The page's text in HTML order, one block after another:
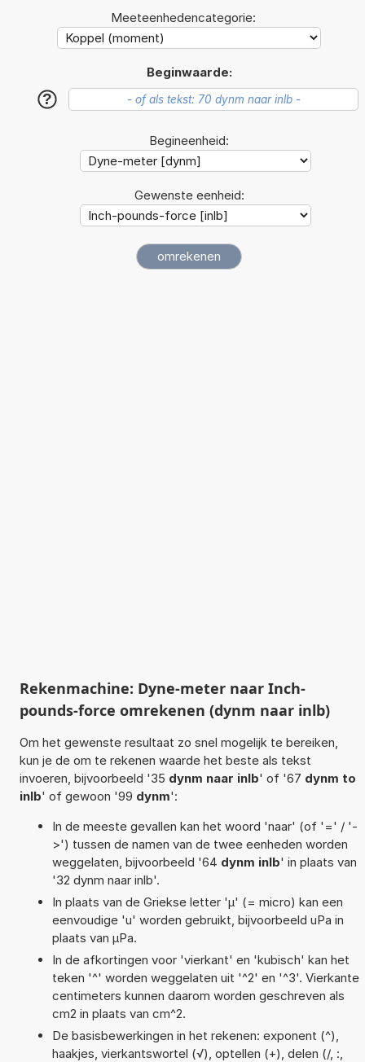
Meeteenhedencategorie:
Beginwaarde:
?
Begineenheid:
Gewenste eenheid:
Rekenmachine: Dyne-meter naar Inch-
pounds-force omrekenen (dynm naar inlb)
Om het gewenste resultaat zo snel mogelijk te bereiken,
kun je de om te rekenen waarde het beste als tekst
invoeren, bijvoorbeeld '35 dynm naar inlb' of '67 dynm to
inlb' of gewoon '99 dynm':
In de meeste gevallen kan het woord 'naar' (of '=' / '-
>') tussen de namen van de twee eenheden worden
weggelaten, bijvoorbeeld '64 dynm inlb' in plaats van
'32 dynm naar inlb'.
In plaats van de Griekse letter 'µ' (= micro) kan een
eenvoudige 'u' worden gebruikt, bijvoorbeeld uPa in
plaats van µPa.
In de afkortingen voor 'vierkant' en 'kubisch' kan het
teken '^' worden weggelaten uit '^2' en '^3'. Vierkante
centimeters kunnen daarom worden geschreven als
cm2 in plaats van cm^2.
De basisbewerkingen in het rekenen: exponent (^),
haakjes, vierkantswortel (√), optellen (+), delen (/, :,